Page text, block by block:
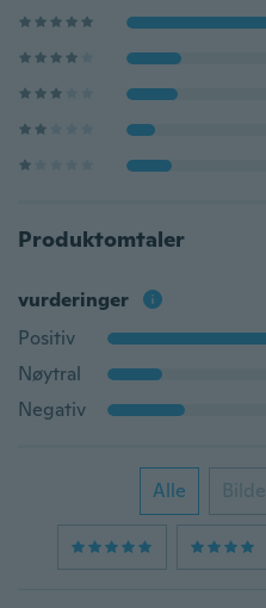
Produktomtaler
vurderinger
Positiv
Nøytral
Negativ
Alle Bilde